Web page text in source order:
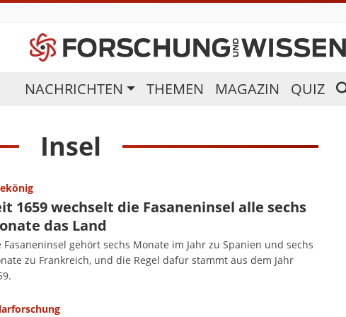
NACHRICHTEN THEMEN MAGAZIN QUIZ
Insel
1659 wechselt die Fasaneninsel alle sechs
das Land
Fasaneninsel gehört sechs Monate im Jahr zu Spanien und sechs
zu Frankreich, und die Regel dafür stammt aus dem Jahr